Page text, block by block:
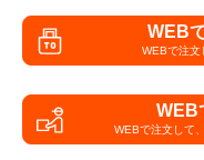
WEB
WEBで注文
WEB
WEBで注文して、